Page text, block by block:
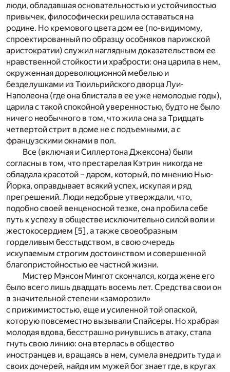
люди, обладавшая основательностью и устойчивостью
привычек, философически решила оставаться на
родине. Но кремового цвета дом ее (по-видимому,
спроектированный по образцу особняков парижской
аристократии) служил наглядным доказательством ее
нравственной стойкости и храбрости: она царила в нем,
окруженная дореволюционной мебелью и
безделушками из Тюильрийского дворца Луи-
Наполеона (где она блистала в ее уже немолодые годы),
царила с такой спокойной уверенностью, будто не было
ничего необычного в том, что жила она за Тридцать
четвертой стрит в доме не с подъемными, а с
французскими окнами в пол.
Все (включая и Силлертона Джексона) были
согласны в том, что престарелая Кэтрин никогда не
обладала красотой – даром, который, по мнению Нью-
Йорка, оправдывает всякий успех, искупая и ряд
прегрешений. Люди недобрые утверждали, что,
подобно своей венценосной тезке, она пробила себе
путь к успеху в обществе исключительно силой воли и
жестокосердием [5] , а также своеобразным
горделивым бесстыдством, в свою очередь
искупаемым строгим достоинством и совершенной
благопристойностью ее частной жизни.
Мистер Мэнсон Мингот скончался, когда жене его
было всего лишь двадцать восемь лет. Средства свои он
в значительной степени «заморозил»
с прижимистостью, еще и усиленной той опаской,
которую повсеместно вызывали Спайсеры. Но храбрая
молодая вдова, бесстрашно ринувшись в атаку, стала
гнуть свою линию: она втерлась в общество
иностранцев и, вращаясь в нем, сумела внедрить туда и
своих дочерей, найдя им мужей бог знает где, в кругах